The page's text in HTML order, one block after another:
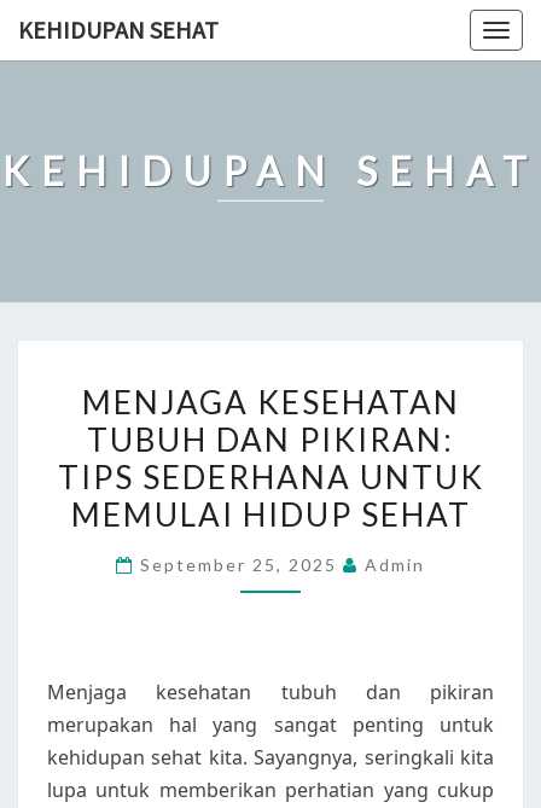
KEHIDUPAN SEHAT
KEHIDUPAN SEHAT
KESEHATAN
TUBUH
DAN
PIKIRAN:
SEDERHANA
SEHAT
MENJAGA KESEHATAN
TUBUH DAN PIKIRAN:
TIPS SEDERHANA UNTUK
MEMULAI HIDUP SEHAT
September 25, 2025 Admin
Menjaga kesehatan tubuh dan pikiran
merupakan hal yang sangat penting untuk
kehidupan sehat kita. Sayangnya, seringkali kita
lupa untuk memberikan perhatian yang cukup